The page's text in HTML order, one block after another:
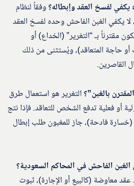
وفقاً لنظام
لا يكفي الغبن الفاحش وحده لفسخ العقد
مقترناً بـ “التغرير” (الخداع) أو
حاجة المتعاقد)، ويُستثنى من ذلك
القاصرين.
التغرير هو استعمال طرق
أو فعلية تدفع الشخص للتعاقد. فإذا نتج
فادحة)، جاز للمغبون طلب إبطال
معاوضة (كالبيع أو الإجارة)، ثبوت